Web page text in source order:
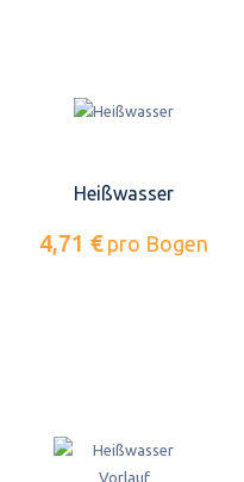
Heißwasser
4,71 € pro Bogen